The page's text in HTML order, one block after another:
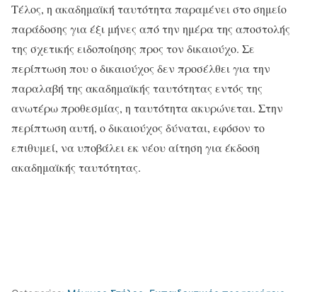
Τέλος, η ακαδημαϊκή ταυτότητα παραμένει στο σημείο
παράδοσης για έξι μήνες από την ημέρα της αποστολής
της σχετικής ειδοποίησης προς τον δικαιούχο. Σε
περίπτωση που ο δικαιούχος δεν προσέλθει για την
παραλαβή της ακαδημαϊκής ταυτότητας εντός της
ανωτέρω προθεσμίας, η ταυτότητα ακυρώνεται. Στην
περίπτωση αυτή, ο δικαιούχος δύναται, εφόσον το
επιθυμεί, να υποβάλει εκ νέου αίτηση για έκδοση
ακαδημαϊκής ταυτότητας.